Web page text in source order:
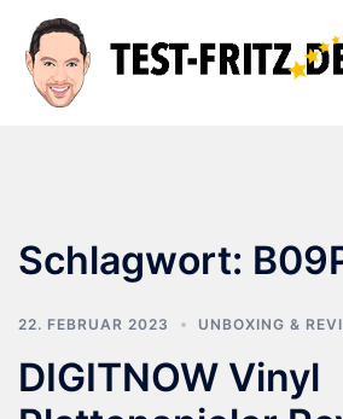
Inhalt
springen
Schlagwort:
22. FEBRUAR 2023 UNBOXING &
DIGITNOW Vinyl